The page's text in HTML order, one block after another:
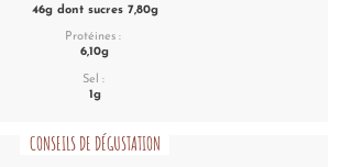
46g dont sucres 7,80g
Protéines :
6,10g
Sel :
1g
CONSEILS DE DÉGUSTATION